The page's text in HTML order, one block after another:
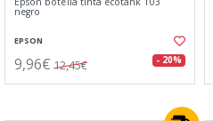
negro
EPSON
9,96€ 12,45€ - 20%